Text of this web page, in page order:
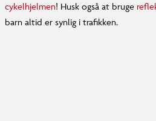
cykelhjelmen! Husk også at bruge
barn altid er synlig i trafikken.